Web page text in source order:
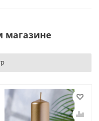
магазине